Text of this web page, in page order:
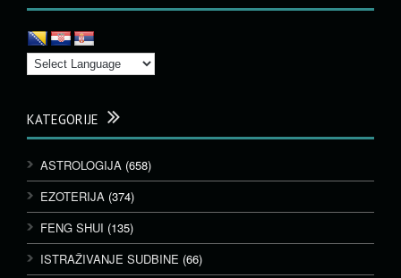
KATEGORIJE
ASTROLOGIJA (658)
EZOTERIJA (374)
FENG SHUI (135)
ISTRAŽIVANJE SUDBINE (66)